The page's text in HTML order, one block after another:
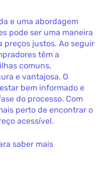
e uma abordagem
pode ser uma maneira
preços justos. Ao seguir
têm a
comuns,
e vantajosa. O
bem informado e
do processo. Com
perto de encontrar o
acessível.
saber mais